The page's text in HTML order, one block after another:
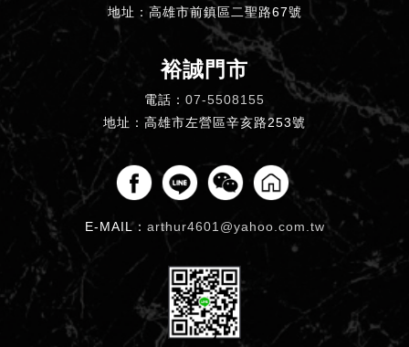
地址：高雄市前鎮區二聖路67號
裕誠門市
電話： 07-5508155
地址：高雄市左營區辛亥路253號
E-MAIL： arthur4601@yahoo.com.tw